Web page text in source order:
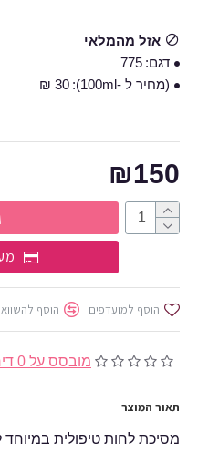
מובסס על 0 דירוגים.
₪150
אזל מהמלאי
דגם: 775
(מחיר ל -100ml):
30 ₪
הוסף למועדפים הוסף
תאור המוצר
מסיכת לחות טיפולית